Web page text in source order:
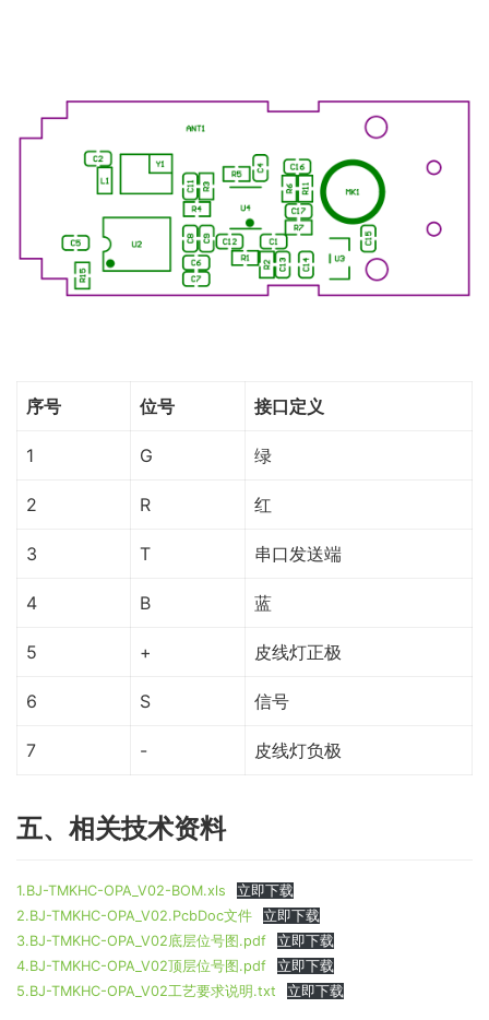
序号 位号 接口定义
1 G 绿
2 R 红
3 T 串口发送端
4 B 蓝
5 + 皮线灯正极
6 S 信号
7 - 皮线灯负极
五、相关技术资料
1.BJ-TMKHC-OPA_V02-BOM.xls
立即下载
2.BJ-TMKHC-OPA_V02.PcbDoc文件
立即下载
3.BJ-TMKHC-OPA_V02底层位号图.pdf
立即下载
4.BJ-TMKHC-OPA_V02顶层位号图.pdf
立即下载
5.BJ-TMKHC-OPA_V02工艺要求说明.txt
立即下载